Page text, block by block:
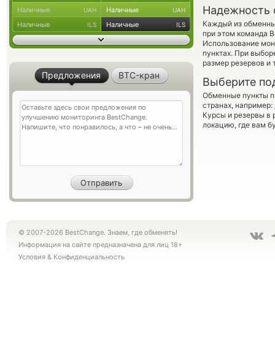
Надежность
Каждый из
при этом команда
Использование
пунктах. При
размер резервов и
Выберите
Обменные пункты
странах, например:
Курсы и резервы в
локацию, где вам
Наличные UAH Наличные UAH
Наличные ILS Наличные ILS
Предложения BTC-кран
© 2007-2026 BestChange. Знаем, где обменять!
Информация на сайте предназначена для лиц 18+
Условия & Конфиденциальность